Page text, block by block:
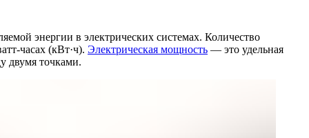
энергии в электрических системах. Количество
часах (кВт·ч). Электрическая мощность — это удельная
двумя точками.